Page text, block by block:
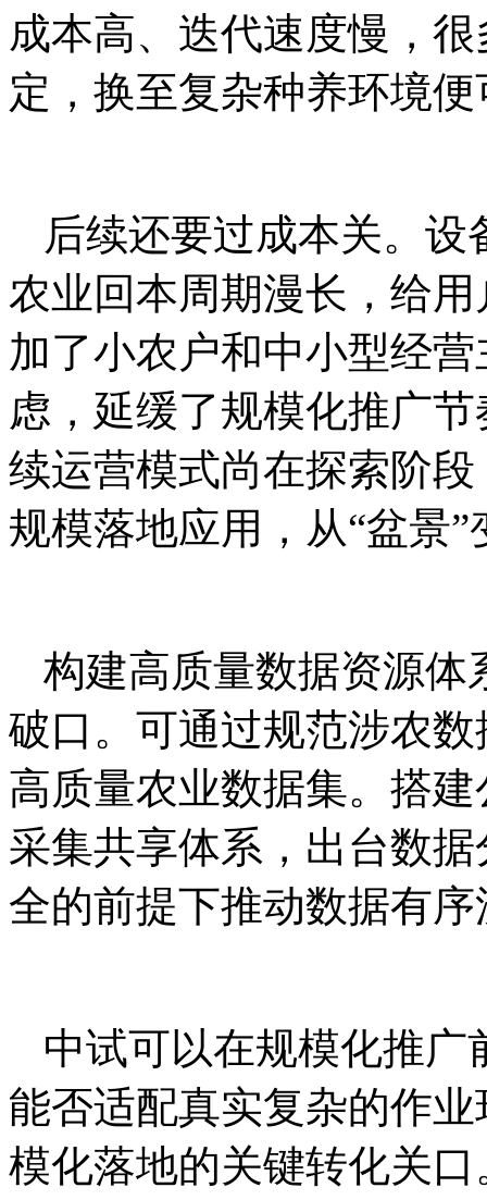
成本高、迭代速度慢，
定，换至复杂种养环境
后续还要过成本关。
农业回本周期漫长，给
加了小农户和中小型经
虑，延缓了规模化推广
续运营模式尚在探索阶
规模落地应用，从“盆景”
构建高质量数据资源体
破口。可通过规范涉农
高质量农业数据集。搭
采集共享体系，出台数
全的前提下推动数据有序
中试可以在规模化推
能否适配真实复杂的作
模化落地的关键转化关